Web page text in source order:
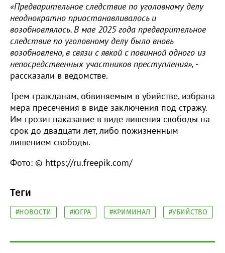
«Предварительное следствие по уголовному делу
неоднократно приостанавливалось и
возобновлялось. В мае 2025 года предварительное
следствие по уголовному делу было вновь
возобновлено, в связи с явкой с повинной одного из
непосредственных участников преступления», -
рассказали в ведомстве.
Трем гражданам, обвиняемым в убийстве, избрана
мера пресечения в виде заключения под стражу.
Им грозит наказание в виде лишения свободы на
срок до двадцати лет, либо пожизненным
лишением свободы.
Фото: © https://ru.freepik.com/
Теги
#НОВОСТИ #ЮГРА #КРИМИНАЛ #УБИЙСТВО